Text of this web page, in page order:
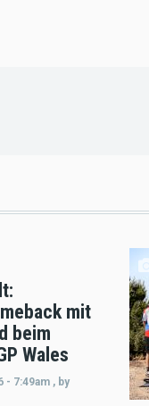
mit
beim
Wales
- 7:49am , by